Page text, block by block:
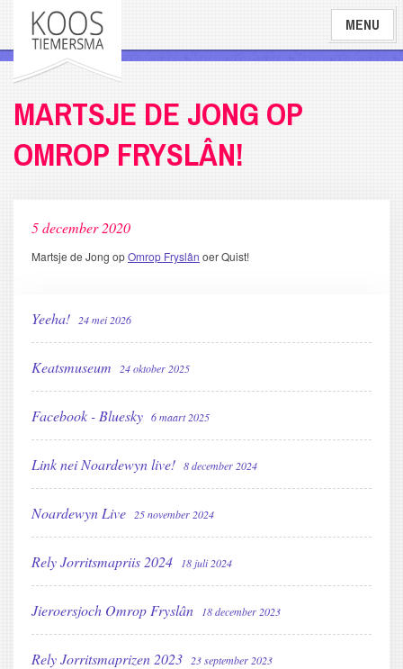
Overslaan
naar
gaan
MENU
MARTSJE DE JONG OP
OMROP FRYSLÂN!
5 december 2020
Martsje de Jong opOmrop Fryslân oer Quist!
Yeeha! 24 mei 2026
Keatsmuseum 24 oktober 2025
Facebook - Bluesky 6 maart 2025
Link nei Noardewyn live! 8 december 2024
Noardewyn Live 25 november 2024
Rely Jorritsmapriis 2024 18 juli 2024
Jieroersjoch Omrop Fryslân 18 december 2023
Rely Jorritsmaprizen 2023 23 september 2023